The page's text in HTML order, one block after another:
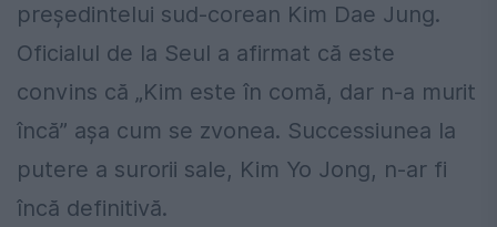
preşedintelui sud-corean Kim Dae Jung.
Oficialul de la Seul a afirmat că este
convins că „Kim este în comă, dar n-a murit
încă” aşa cum se zvonea. Successiunea la
putere a surorii sale, Kim Yo Jong, n-ar fi
încă definitivă.